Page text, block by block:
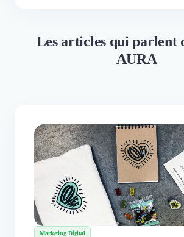
Les articles qui parlent
AURA
Marketing Digital